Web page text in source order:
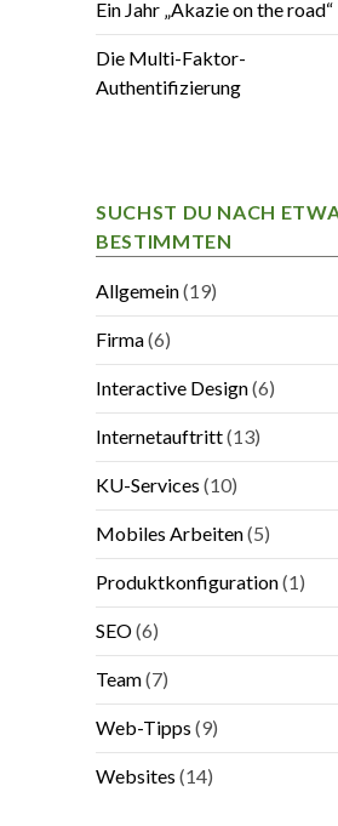
Ein Jahr „Akazie on the road“
Die Multi-Faktor-
Authentifizierung
SUCHST DU NACH
BESTIMMTEN
Allgemein(19)
Firma(6)
Interactive Design(6)
Internetauftritt(13)
KU-Services (10)
Mobiles Arbeiten(5)
Produktkonfiguration(1)
SEO(6)
Team(7)
Web-Tipps (9)
Websites (14)